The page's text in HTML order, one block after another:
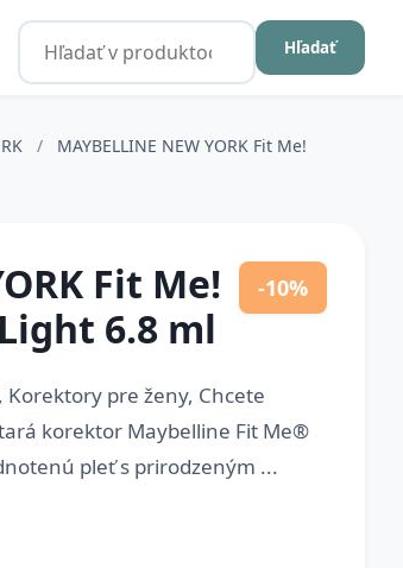
Hľadať
/
MAYBELLINE NEW YORK Fit Me!
Fit Me!
6.8 ml
-10%
Korektory pre ženy, Chcete
korektor Maybelline Fit Me®
pleť s prirodzeným ...